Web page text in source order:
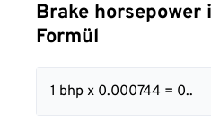
Brake horsepower
Formül
1 bhp x 0.000744 = 0..